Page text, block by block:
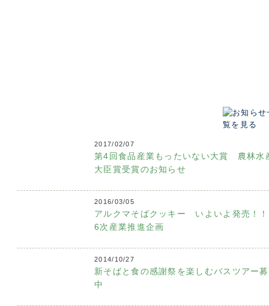
2017/02/07
第4回食品産業もったいない大賞 農林水
大臣賞受賞のお知らせ
2016/03/05
アルクマそばクッキー いよいよ発売
6次産業推進企画
2014/10/27
新そばと食の感謝祭を楽しむバスツアー
中